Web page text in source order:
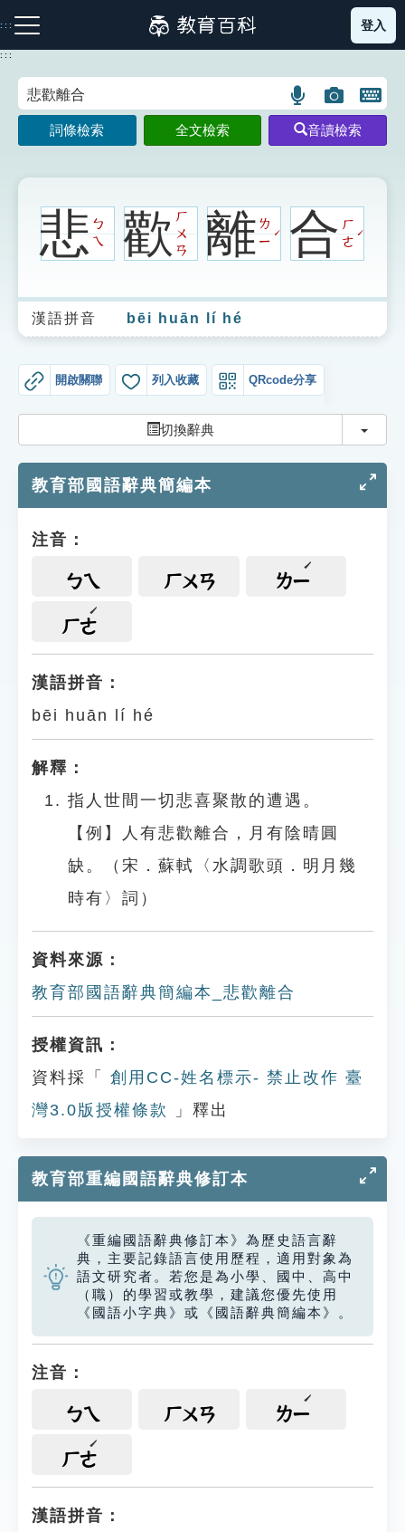
到
主
:::
注音索引圖示 筆畫索引圖示 部首索引表圖示
生字詞彙表
成語故事
索引選單
單字索引
遊戲專區
教學應用
貓頭鷹博士
登入
:::
語
言
搜
示
圖
片
搜
示
開
鍵
圖
詞條檢索 全文檢索 音讀檢索
悲ㄅ
ㄟ
歡ㄏ
ㄨ
ㄢ
離ㄌ
ㄧ
ˊ 合ㄏ
ㄜ
ˊ
漢語拼音 bēi huān lí hé
開啟關聯 列入收藏 QRcode分享
切換辭典 切換
教育部國語辭典簡編本
注音：
ㄅㄟ ㄏㄨㄢ ㄌㄧ
ㄏㄜ
漢語拼音：
bēi huān lí hé
解釋：
指人世間一切悲喜聚散的遭遇。
【例】人有悲歡離合，月有陰晴圓
缺。（宋．蘇軾〈水調歌頭．明月幾
時有〉詞）
資料來源：
教育部國語辭典簡編本_悲歡離合
授權資訊：
資料採「
創用CC-姓名標示- 禁止改作 臺
灣3.0版授權條款
」釋出
教育部重編國語辭典修訂本
《重編國語辭典修訂本》為歷史語言辭
典，主要記錄語言使用歷程，適用對象為
語文研究者。若您是為小學、國中、高中
（職）的學習或教學，建議您優先使用
《國語小字典》或《國語辭典簡編本》。
注音：
ㄅㄟ ㄏㄨㄢ ㄌㄧ
ㄏㄜ
漢語拼音：